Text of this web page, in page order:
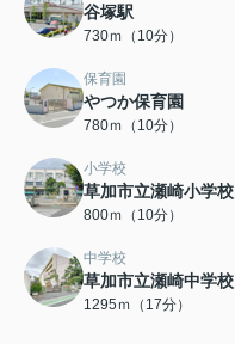
谷塚駅
730ｍ（10分）
保育園
やつか保育園
780ｍ（10分）
小学校
草加市立瀬崎小学校
800ｍ（10分）
中学校
草加市立瀬崎中学校
1295ｍ（17分）